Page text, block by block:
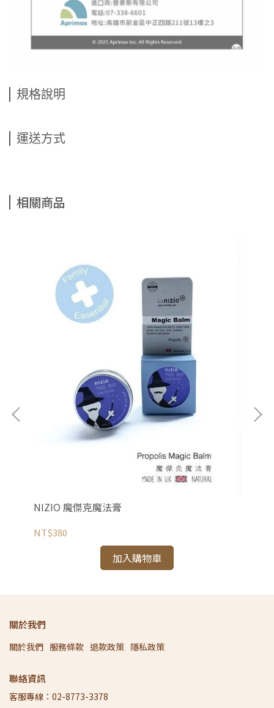
規格說明
運送方式
相關商品
NIZIO 魔傑克魔法膏
NT$380
加入購物車
美
關於我們
關於我們 服務條款 退款政策 隱私政策
聯絡資訊
客服專線：02-8773-3378